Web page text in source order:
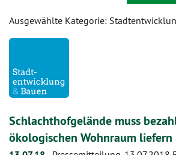
Ausgewählte Kategorie:
Schlachthofgelände muss
ökologischen Wohnraum liefern